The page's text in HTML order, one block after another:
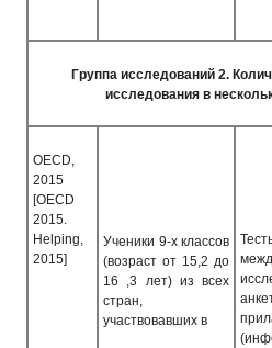
Группа исследований 2.
исследования в
OECD,
2015
[OECD
2015.
Helping,
2015]
Ученики 9-х классов
(возраст от 15,2 до
16 ,3 лет) из всех
стран,
участвовавших в